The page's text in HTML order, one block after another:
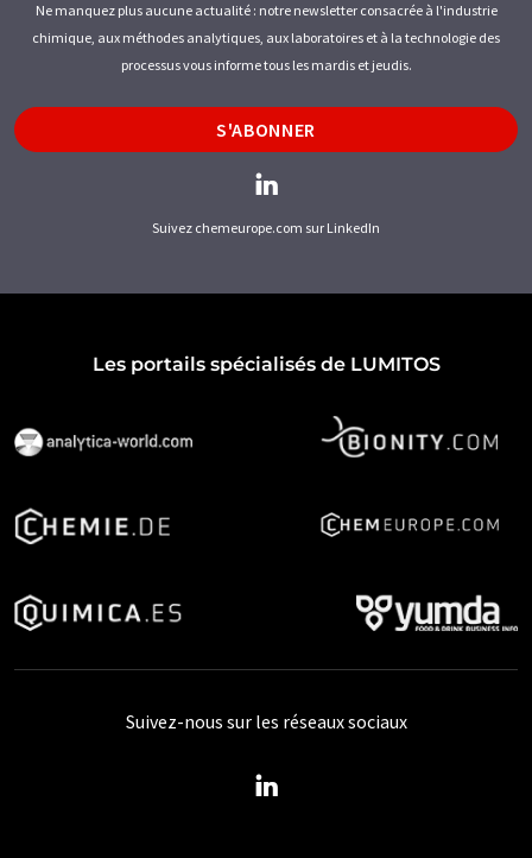
Ne manquez plus aucune actualité : notre newsletter consacrée à l'industrie
chimique, aux méthodes analytiques, aux laboratoires et à la technologie des
processus vous informe tous les mardis et jeudis.
S'ABONNER
Suivez chemeurope.com sur LinkedIn
Les portails spécialisés de LUMITOS
Suivez-nous sur les réseaux sociaux